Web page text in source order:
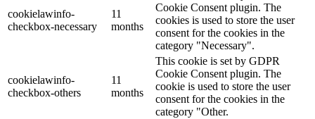
cookielawinfo-
checkbox-necessary
11
months
Cookie Consent plugin. The
cookies is used to store the user
consent for the cookies in the
category "Necessary".
cookielawinfo-
checkbox-others
11
months
This cookie is set by GDPR
Cookie Consent plugin. The
cookie is used to store the user
consent for the cookies in the
category "Other.